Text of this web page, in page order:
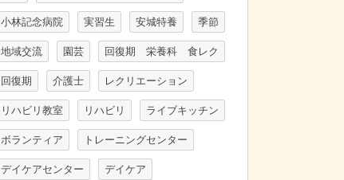
小林記念病院 実習生 安城特養 季節
地域交流 園芸 回復期 栄養科 食レク
回復期 介護士 レクリエーション
リハビリ教室 リハビリ ライブキッチン
ボランティア トレーニングセンター
デイケアセンター デイケア